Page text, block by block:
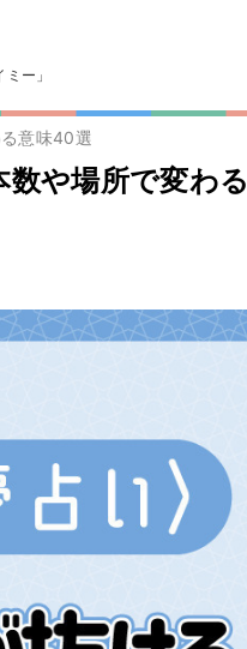
ー」
意味40選
数や場所で変わる